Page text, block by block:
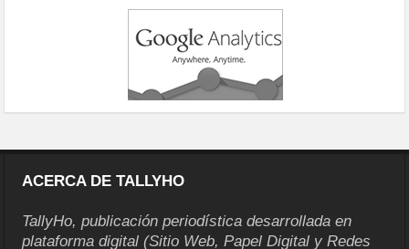
ACERCA DE TALLYHO
TallyHo, publicación periodística desarrollada en
plataforma digital (Sitio Web, Papel Digital y Redes